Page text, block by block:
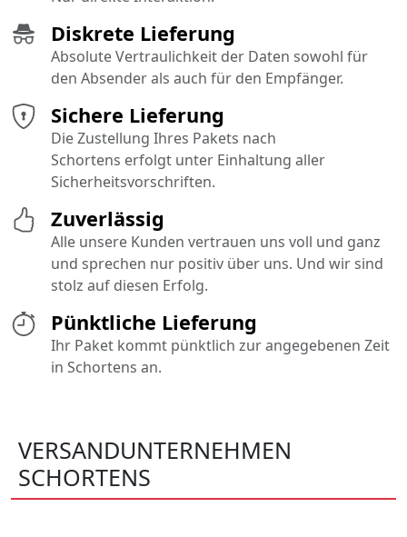
Pünktliche Lieferung
Ihr Paket kommt pünktlich zur angegebenen Zeit
in Schortens an.
Sichere Lieferung
Die Zustellung Ihres Pakets nach
Schortens erfolgt unter Einhaltung aller
Sicherheitsvorschriften.
Diskrete Lieferung
Absolute Vertraulichkeit der Daten sowohl für
den Absender als auch für den Empfänger.
Zuverlässig
Alle unsere Kunden vertrauen uns voll und ganz
und sprechen nur positiv über uns. Und wir sind
stolz auf diesen Erfolg.
VERSANDUNTERNEHMEN
SCHORTENS